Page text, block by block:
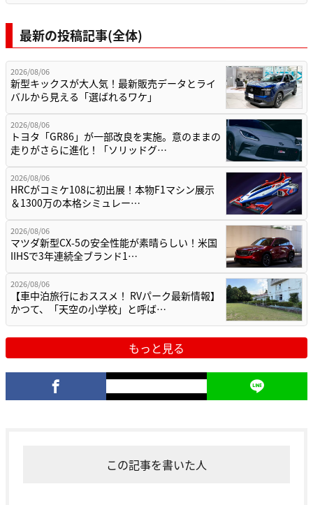
最新の投稿記事(全体)
2026/08/06
新型キックスが大人気！最新販売データとライ
バルから見える「選ばれるワケ」
2026/08/06
トヨタ「GR86」が一部改良を実施。意のままの
走りがさらに進化！「ソリッドグ…
2026/08/06
HRCがコミケ108に初出展！本物F1マシン展示
＆1300万の本格シミュレー…
2026/08/06
マツダ新型CX-5の安全性能が素晴らしい！米国
IIHSで3年連続全ブランド1…
2026/08/06
【車中泊旅行におススメ！ RVパーク最新情報】
かつて、「天空の小学校」と呼ば…
もっと見る
この記事を書いた人